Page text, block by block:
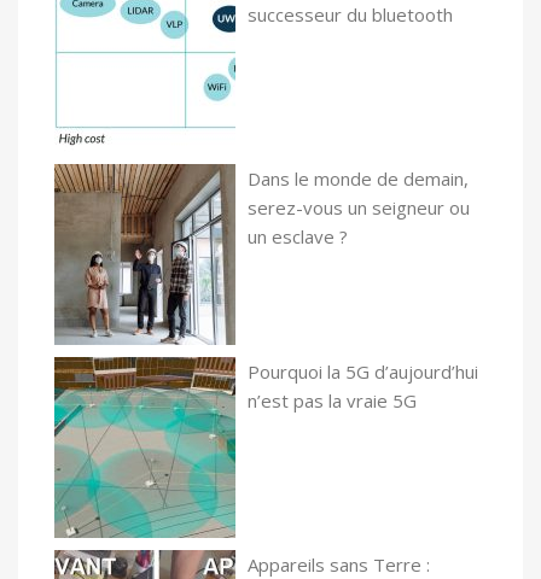
successeur du bluetooth
Dans le monde de demain,
serez-vous un seigneur ou
un esclave ?
Pourquoi la 5G d’aujourd’hui
n’est pas la vraie 5G
Appareils sans Terre :